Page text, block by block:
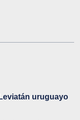
uruguayo